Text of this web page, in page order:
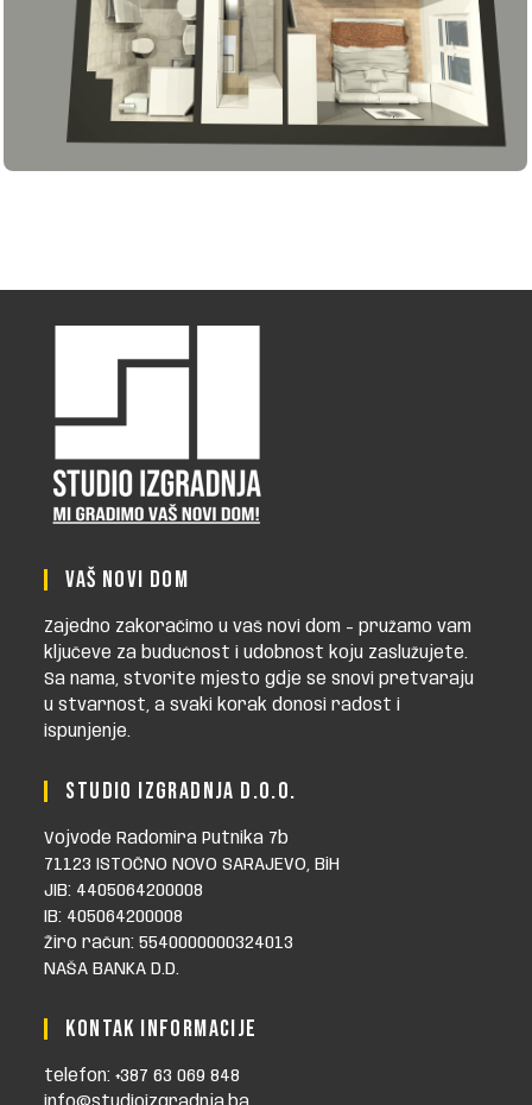
VAŠ NOVI DOM
Zajedno zakoračimo u vaš novi dom - pružamo vam
ključeve za budućnost i udobnost koju zaslužujete.
Sa nama, stvorite mjesto gdje se snovi pretvaraju
u stvarnost, a svaki korak donosi radost i
ispunjenje.
STUDIO IZGRADNJA D.O.O.
Vojvode Radomira Putnika 7b
71123 ISTOČNO NOVO SARAJEVO, BiH
JIB: 4405064200008
IB: 405064200008
Žiro račun: 5540000000324013
NAŠA BANKA D.D.
KONTAK INFORMACIJE
telefon: +387 63 069 848